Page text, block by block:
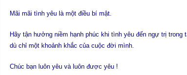
Mãi mãi tình yêu là một điều bí mật.
Hãy tận hưởng niềm hạnh phúc khi tình yêu đến ngự trị trong
dù chỉ một khoảnh khắc của cuộc đời mình.
Chúc bạn luôn yêu và luôn được yêu !